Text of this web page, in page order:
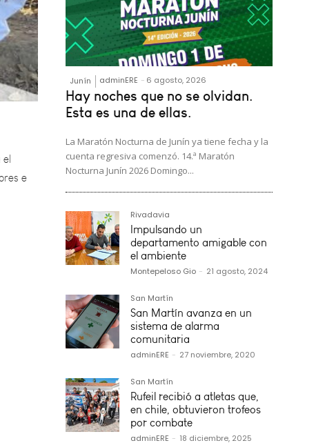
Junín adminERE - 6 agosto, 2026
Hay noches que no se olvidan.
Esta es una de ellas.
La Maratón Nocturna de Junín ya tiene fecha y la
cuenta regresiva comenzó. 14.ª Maratón
Nocturna Junín 2026 Domingo...
Rivadavia
Impulsando un
departamento amigable con
el ambiente
Montepeloso Gio - 21 agosto, 2024
San Martín
San Martín avanza en un
sistema de alarma
comunitaria
adminERE - 27 noviembre, 2020
San Martín
Rufeil recibió a atletas que,
en chile, obtuvieron trofeos
por combate
adminERE - 18 diciembre, 2025